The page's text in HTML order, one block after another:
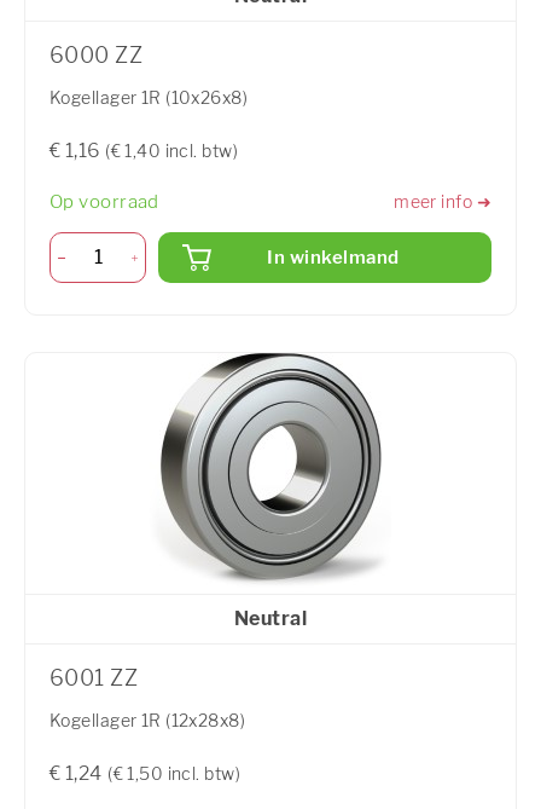
6000 ZZ
Kogellager 1R (10x26x8)
€ 1,16 (€ 1,40 incl. btw)
Op voorraad meer info ➜
In winkelmand
Neutral
6001 ZZ
Kogellager 1R (12x28x8)
€ 1,24 (€ 1,50 incl. btw)